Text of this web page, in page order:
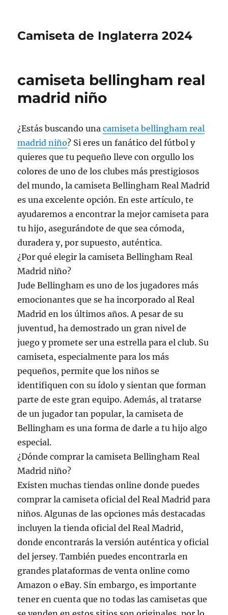
Camiseta de Inglaterra 2024
camiseta bellingham real
madrid niño
¿Estás buscando unacamiseta bellingham real
madrid niño? Si eres un fanático del fútbol y
quieres que tu pequeño lleve con orgullo los
colores de uno de los clubes más prestigiosos
del mundo, la camiseta Bellingham Real Madrid
es una excelente opción. En este artículo, te
ayudaremos a encontrar la mejor camiseta para
tu hijo, asegurándote de que sea cómoda,
duradera y, por supuesto, auténtica.
¿Por qué elegir la camiseta Bellingham Real
Madrid niño?
Jude Bellingham es uno de los jugadores más
emocionantes que se ha incorporado al Real
Madrid en los últimos años. A pesar de su
juventud, ha demostrado un gran nivel de
juego y promete ser una estrella para el club. Su
camiseta, especialmente para los más
pequeños, permite que los niños se
identifiquen con su ídolo y sientan que forman
parte de este gran equipo. Además, al tratarse
de un jugador tan popular, la camiseta de
Bellingham es una forma de darle a tu hijo algo
especial.
¿Dónde comprar la camiseta Bellingham Real
Madrid niño?
Existen muchas tiendas online donde puedes
comprar la camiseta oficial del Real Madrid para
niños. Algunas de las opciones más destacadas
incluyen la tienda oficial del Real Madrid,
donde encontrarás la versión auténtica y oficial
del jersey. También puedes encontrarla en
grandes plataformas de venta online como
Amazon o eBay. Sin embargo, es importante
tener en cuenta que no todas las camisetas que